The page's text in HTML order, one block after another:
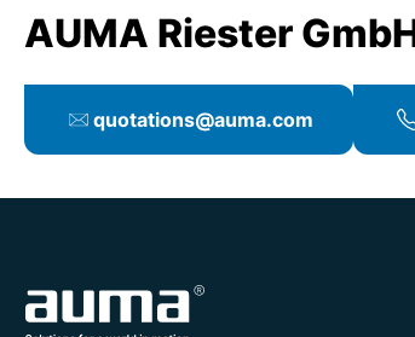
AUMA Riester
quotations@auma.com